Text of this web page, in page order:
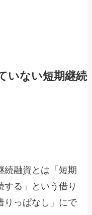
いない短期継続
続融資とは「短期
する」という借り
りっぱなし」にで